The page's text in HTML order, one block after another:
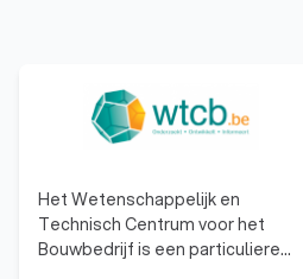
Het Wetenschappelijk en
Technisch Centrum voor het
Bouwbedrijf is een particuliere